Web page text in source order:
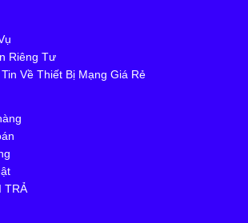
Riêng Tư
Về Thiết Bị Mạng Giá Rẻ
TRẢ